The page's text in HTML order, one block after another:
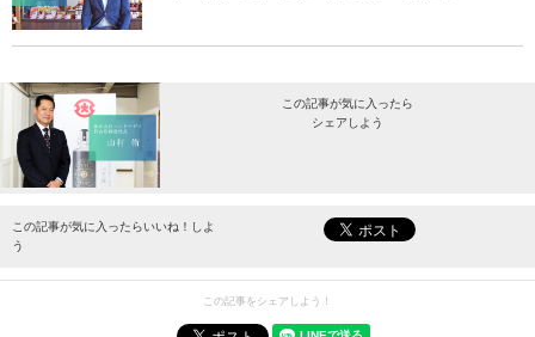
この記事が気に入ったら
シェアしよう
最新情報をお届けします。
この記事が気に入ったらいいね！しよ
う
この記事をシェアしよう！